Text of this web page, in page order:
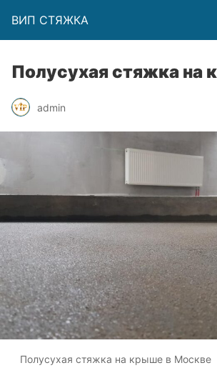
ВИП СТЯЖКА
Полусухая стяжка на
admin
Полусухая стяжка на крыше в Москве